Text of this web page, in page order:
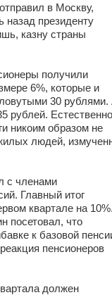
в Москву,
назад президенту
казну страны
получили
6%, которые и
30 рублями.
рублей.
никоим образом не
людей,
с членами
Главный итог
квартале на
посетовал, что
к базовой
пенсионеров
должен